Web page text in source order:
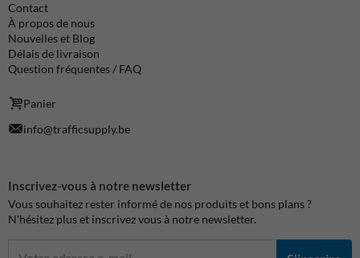
Contact
À propos de nous
Nouvelles et Blog
Délais de livraison
Question fréquentes / FAQ
Panier
info@trafficsupply.be
Inscrivez-vous à notre newsletter
Vous souhaitez rester informé de nos produits et bons plans ?
N'hésitez plus et inscrivez vous à notre newsletter.